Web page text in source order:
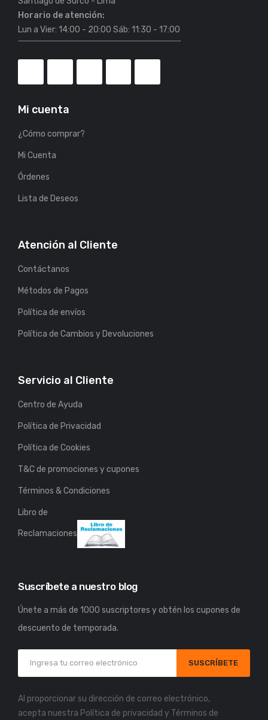
Horario de atención:
Lun a Vier: 14:00 - 20:00 Sáb: 11:30 - 17:00
Mi cuenta
¿Cómo comprar?
Mi Cuenta
Órdenes
Lista de Deseos
Atención al Cliente
Contáctanos
Métodos de Pagos
Política de envíos
Política de Cambios y Devoluciones
Servicio al Cliente
Centro de Ayuda
Política de Privacidad
Política de Cookies
T&C de promociones y cupones
Términos & Condiciones
Libro de
Reclamaciones
Suscríbete a nuestro blog
Únete a más de 1000 suscriptores y obtén los cupones de
descuento de temporada.
SUSCRÍBETE
Al proporcionar su dirección de correo electrónico,
acepta nuestra Política de privacidad y Términos de